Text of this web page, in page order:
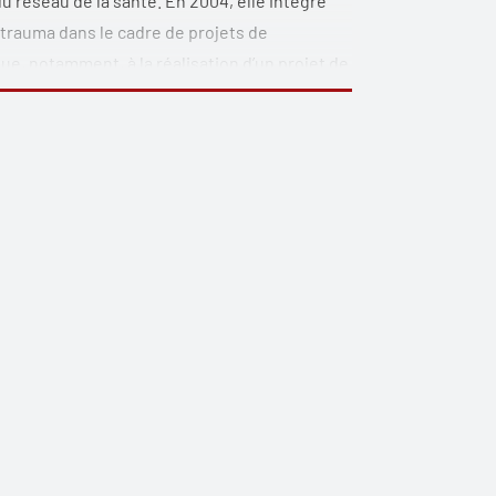
dans le cadre de projets de
notamment, à la réalisation d’un projet de
stress opérationnel de l’Hôpital Sainte-
des troubles mentaux graves (dépression
dans divers événements, dont le congrès
et de l’Université de Montréal, ainsi
En outre, elle supervise régulièrement
de stages de perfectionnement clinique.